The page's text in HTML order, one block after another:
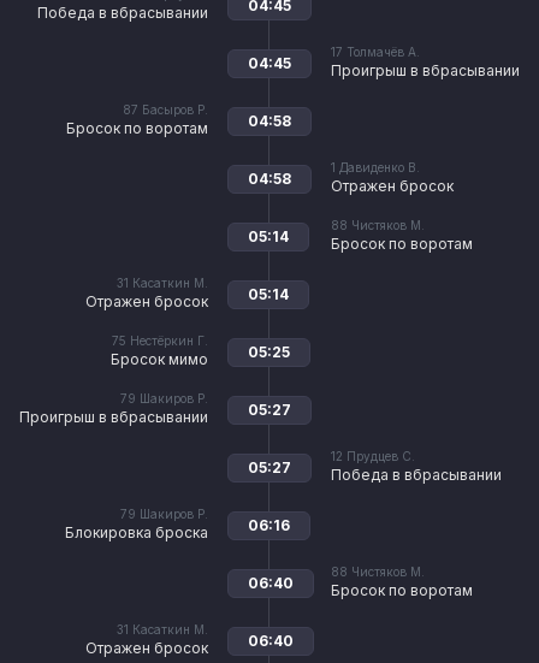
Победа в вбрасывании 04:45
17 Толмачёв А.
Проигрыш в вбрасывании
04:45
87 Басыров Р.
Бросок по воротам 04:58
1 Давиденко В.
Отражен бросок
04:58
88 Чистяков М.
Бросок по воротам
05:14
31 Касаткин М.
Отражен бросок 05:14
75 Нестёркин Г.
Бросок мимо 05:25
79 Шакиров Р.
Проигрыш в вбрасывании 05:27
12 Прудцев С.
Победа в вбрасывании
05:27
79 Шакиров Р.
Блокировка броска 06:16
88 Чистяков М.
Бросок по воротам
06:40
31 Касаткин М.
Отражен бросок 06:40